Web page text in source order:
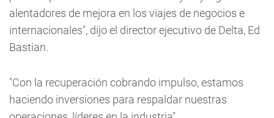
alentadores de mejora en los viajes de negocios e
internacionales", dijo el director ejecutivo de Delta, Ed
Bastian.
"Con la recuperación cobrando impulso, estamos
haciendo inversiones para respaldar nuestras